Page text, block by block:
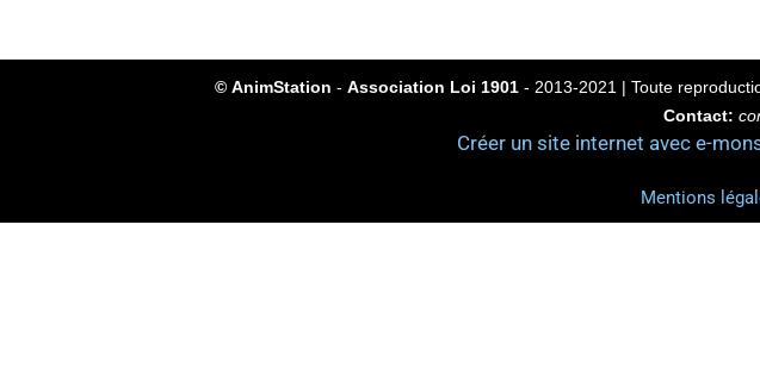
© AnimStation - Association Loi 1901- 2013-2021 | Toute
Contact:
Créer un site internet avec e-
Mentions